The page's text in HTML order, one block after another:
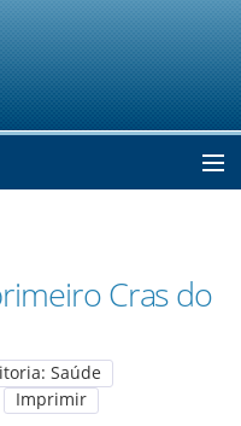
Cras do
Saúde
Imprimir